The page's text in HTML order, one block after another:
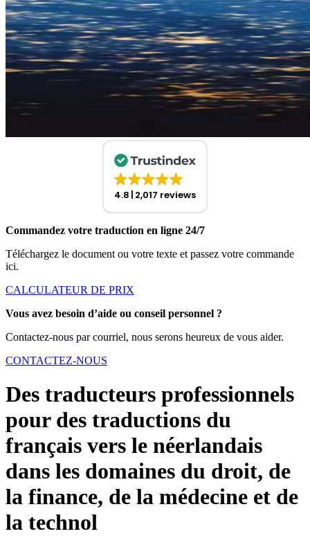
4.8 2,017 reviews
Commandez votre traduction en ligne 24/7
Téléchargez le document ou votre texte et passez votre commande
ici.
CALCULATEUR DE PRIX
Vous avez besoin d’aide ou conseil personnel ?
Contactez-nous par courriel, nous serons heureux de vous aider.
CONTACTEZ-NOUS
Des traducteurs professionnels
pour des traductions du
français vers le néerlandais
dans les domaines du droit, de
la finance, de la médecine et de
la technol